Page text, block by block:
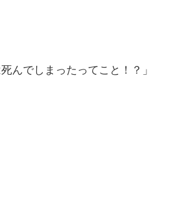
んでしまったってこと！？」